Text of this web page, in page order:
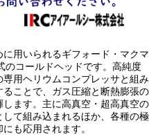
用いられるギフォード・マクマ
のコールドヘッドです。高純度
用ヘリウムコンプレッサと組み
ことで、ガス圧縮と断熱膨張の
ます。主に高真空・超高真空の
て組み込まれるほか、各種の極
も応用されます。